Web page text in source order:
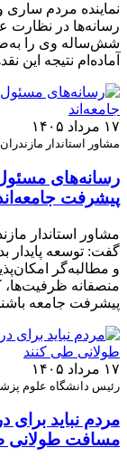
نماینده مردم ساری
رسانه‌ها در نظارت
شش‌ساله وی را
آماده‌ام نتیجه این
۱۷ مرداد ۱۴۰۵
مشاور استاندار
رسانه‌های
پیشرفت
مشاور استاندار
گفت: توسعه پایدار
و مطالبه‌گر
منصفانه ظرفیت‌ها،
پیشرفت جامعه
۱۷ مرداد ۱۴۰۵
رئیس دانشگاه علوم
مردم نباید
مسافت طولانی